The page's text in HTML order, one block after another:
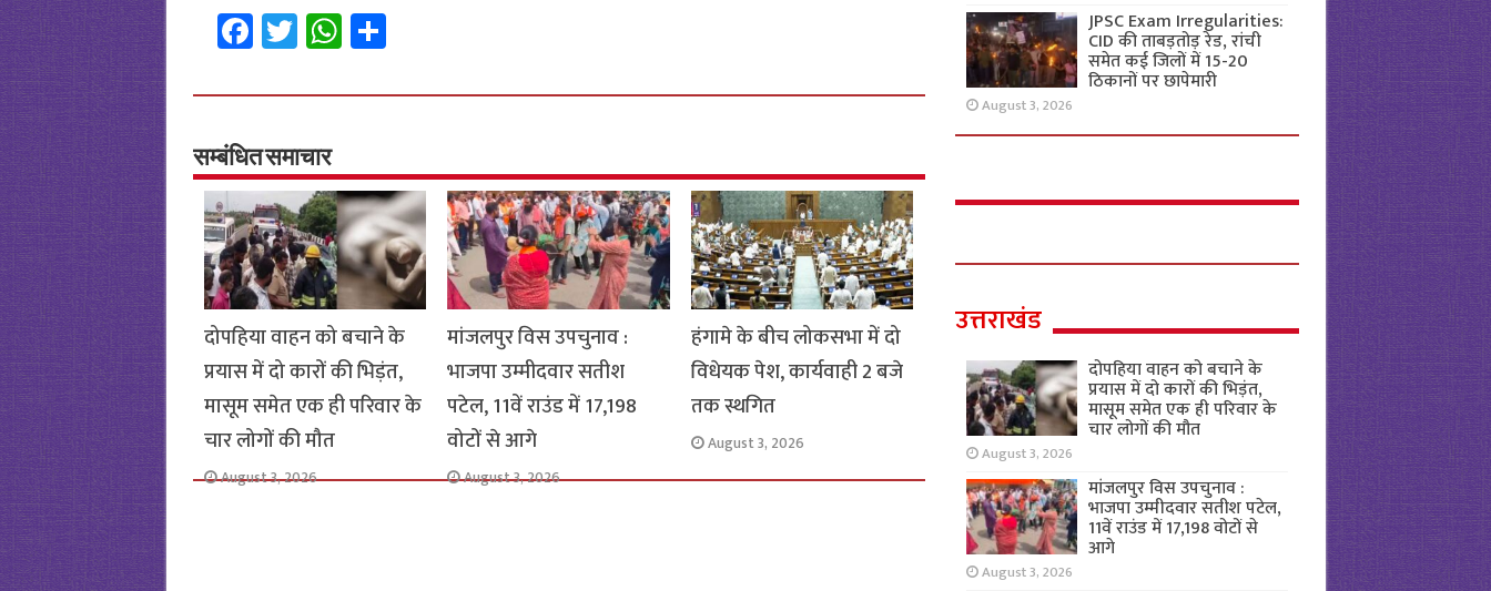
Fa
ce
b
o
o
k
T
wi
tt
er
W
h
at
p
p
S
h
ar
सम्बंधित समाचार
दोपहिया वाहन को बचाने के
प्रयास में दो कारों की भिड़ंत,
मासूम समेत एक ही परिवार के
चार लोगों की मौत
August 3, 2026
मांजलपुर विस उपचुनाव :
भाजपा उम्मीदवार सतीश
पटेल, 11वें राउंड में 17,198
वोटों से आगे
August 3, 2026
हंगामे के बीच लोकसभा में दो
विधेयक पेश, कार्यवाही 2 बजे
तक स्थगित
August 3, 2026
JPSC Exam Irregularities:
CID की ताबड़तोड़ रेड, रांची
समेत कई जिलों में 15-20
ठिकानों पर छापेमारी
August 3, 2026
उत्तराखंड
दोपहिया वाहन को बचाने के
प्रयास में दो कारों की भिड़ंत,
मासूम समेत एक ही परिवार के
चार लोगों की मौत
August 3, 2026
मांजलपुर विस उपचुनाव :
भाजपा उम्मीदवार सतीश पटेल,
11वें राउंड में 17,198 वोटों से
आगे
August 3, 2026